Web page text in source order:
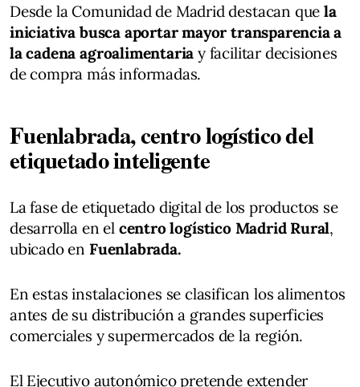
Desde la Comunidad de Madrid destacan quela
iniciativa busca aportar mayor transparencia a
la cadena agroalimentariay facilitar decisiones
de compra más informadas.
Fuenlabrada, centro logístico del
etiquetado inteligente
La fase de etiquetado digital de los productos se
desarrolla en el centro logístico Madrid Rural,
ubicado en Fuenlabrada.
En estas instalaciones se clasifican los alimentos
antes de su distribución a grandes superficies
comerciales y supermercados de la región.
El Ejecutivo autonómico pretende extender